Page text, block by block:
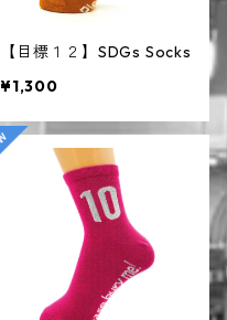
【目標１２】SDGs Socks
¥1,300